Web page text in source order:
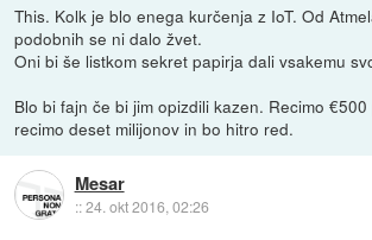
This. Kolk je blo enega kurčenja z IoT. Od
podobnih se ni dalo žvet.
Oni bi še listkom sekret papirja dali vsakemu
Blo bi fajn če bi jim opizdili kazen. Recimo
recimo deset milijonov in bo hitro red.
Mesar
::24. okt 2016, 02:26